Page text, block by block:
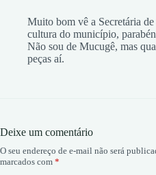
Muito bom vê a Secretária
cultura do município,
Não sou de Mucugê, mas
peças aí.
Deixe um comentário
O seu endereço de e-mail não será
marcados com *